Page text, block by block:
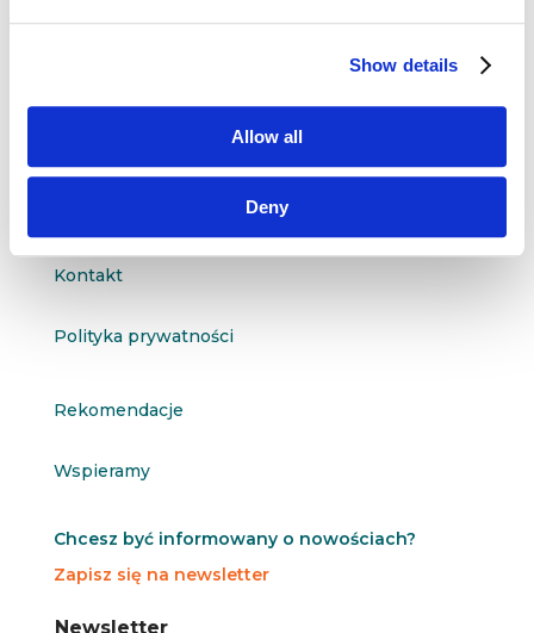
Show details
Allow all
Deny
ul. Organizacji WiN 83/7
questus@questus.pl
Kontakt
Polityka prywatności
Rekomendacje
Wspieramy
Chcesz być informowany o nowościach?
Zapisz się na newsletter
N
N
Newsletter